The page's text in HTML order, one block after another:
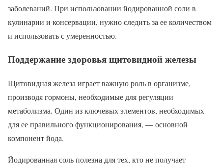
заболеваний. При использовании йодированной соли в
кулинарии и консервации, нужно следить за ее количеством
и использовать с умеренностью.
Поддержание здоровья щитовидной железы
Щитовидная железа играет важную роль в организме,
производя гормоны, необходимые для регуляции
метаболизма. Один из ключевых элементов, необходимых
для ее правильного функционирования, — основной
компонент йода.
Йодированная соль полезна для тех, кто не получает